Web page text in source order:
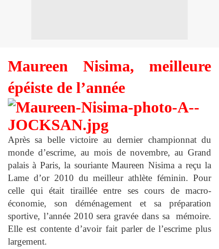
Maureen Nisima, meilleure
épéiste de l’année
Après sa belle victoire au dernier championnat du
monde d’escrime, au mois de novembre, au Grand
palais à Paris, la souriante Maureen Nisima a reçu la
Lame d’or 2010 du meilleur athlète féminin. Pour
celle qui était tiraillée entre ses cours de macro-
économie, son déménagement et sa préparation
sportive, l’année 2010 sera gravée dans sa mémoire.
Elle est contente d’avoir fait parler de l’escrime plus
largement.